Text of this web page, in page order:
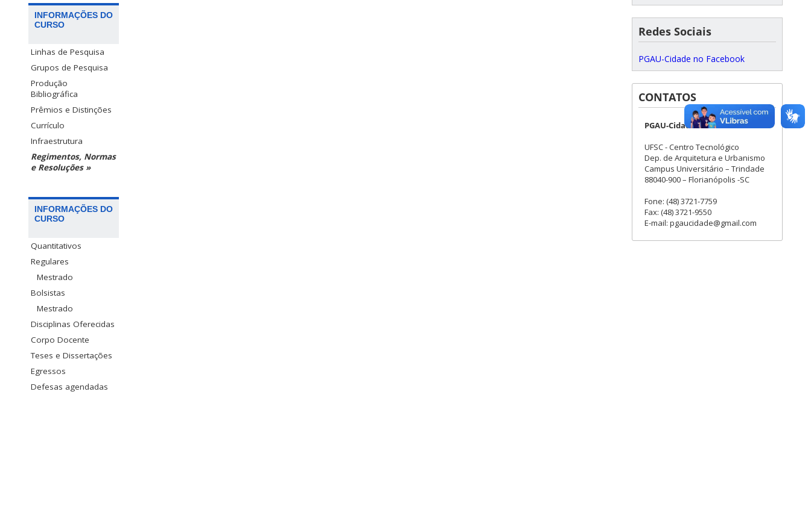
INFORMAÇÕES DO
CURSO
Linhas de Pesquisa
Grupos de Pesquisa
Produção
Bibliográfica
Prêmios e Distinções
Currículo
Infraestrutura
Regimentos, Normas
e Resoluções »
INFORMAÇÕES DO
CURSO
Quantitativos
Regulares
Mestrado
Bolsistas
Mestrado
Disciplinas Oferecidas
Corpo Docente
Teses e Dissertações
Egressos
Defesas agendadas
Redes Sociais
PGAU-Cidade no Facebook
CONTATOS
PGAU-Cidade
UFSC - Centro Tecnológico
Dep. de Arquitetura e Urbanismo
Campus Universitário – Trindade
88040-900 – Florianópolis -SC
Fone: (48) 3721-7759
Fax: (48) 3721-9550
E-mail: pgaucidade@gmail.com